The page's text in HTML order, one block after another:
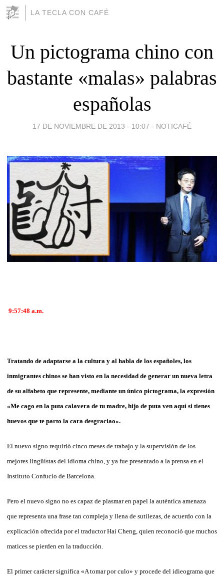
LA TECLA CON CAFÉ
Un pictograma chino con
bastante «malas» palabras
españolas
17 DE NOVIEMBRE DE 2013 - 10:07 - NOTICAFÉ
9:57:48 a.m.
Tratando de adaptarse a la cultura y al habla de los españoles, los
inmigrantes chinos se han visto en la necesidad de generar un nueva letra
de su alfabeto que represente, mediante un único pictograma, la expresión
«Me cago en la puta calavera de tu madre, hijo de puta ven aquí si tienes
huevos que te parto la cara desgraciao».
El nuevo signo requirió cinco meses de trabajo y la supervisión de los
mejores lingüistas del idioma chino, y ya fue presentado a la prensa en el
Instituto Confucio de Barcelona.
Pero el nuevo signo no es capaz de plasmar en papel la auténtica amenaza
que representa una frase tan compleja y llena de sutilezas, de acuerdo con la
explicación ofrecida por el traductor Hai Cheng, quien reconoció que muchos
matices se pierden en la traducción.
El primer carácter significa «A tomar por culo» y procede del idieograma que